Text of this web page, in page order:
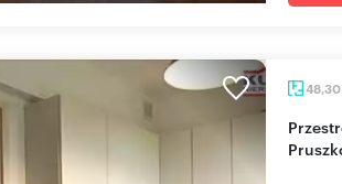
48,30
Przestronne 3-pokojowe mieszkanie w centrum